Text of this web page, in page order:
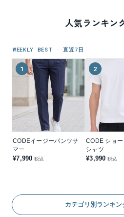
人気ランキン
WEEKLY BEST · 直近7日
1
CODEイージーパンツサ
マー
¥7,990 税込
2
CODE ショ
シャツ
¥3,990 税込
カテゴリ別ランキン